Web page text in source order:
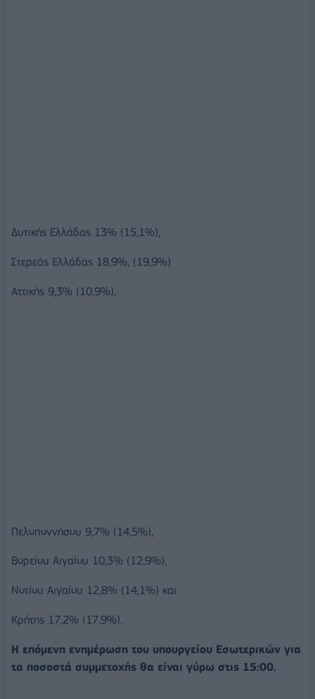
Δυτικής Ελλάδας 13% (15,1%),
Στερεάς Ελλάδας 18,9%, (19,9%)
Αττικής 9,3% (10,9%),
Πελοποννήσου 9,7% (14,5%),
Βορείου Αιγαίου 10,3% (12,9%),
Νοτίου Αιγαίου 12,8% (14,1%) και
Κρήτης 17,2% (17,9%).
Η επόμενη ενημέρωση του υπουργείου Εσωτερικών για
τα ποσοστά συμμετοχής θα είναι γύρω στις 15:00.